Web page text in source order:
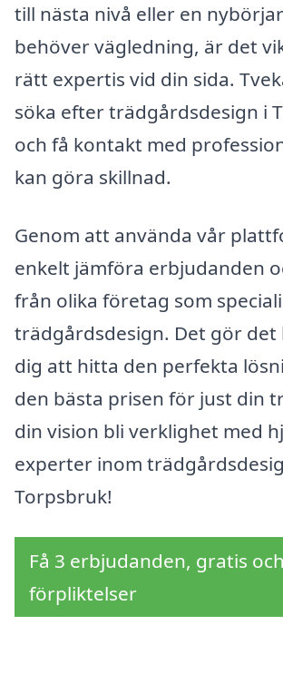
till nästa nivå eller en
behöver vägledning, är det
rätt expertis vid din sida.
söka efter trädgårdsdesign i
och få kontakt med
kan göra skillnad.
Genom att använda vår
enkelt jämföra erbjudanden
från olika företag som
trädgårdsdesign. Det gör
dig att hitta den perfekta
den bästa prisen för just din
din vision bli verklighet med
experter inom
Torpsbruk!
Få 3 erbjudanden, gratis
förpliktelser